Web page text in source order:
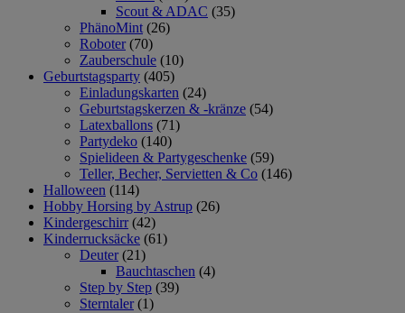
Scout & ADAC (35)
PhänoMint (26)
Roboter (70)
Zauberschule (10)
Geburtstagsparty (405)
Einladungskarten (24)
Geburtstagskerzen & -kränze (54)
Latexballons (71)
Partydeko (140)
Spielideen & Partygeschenke (59)
Teller, Becher, Servietten & Co (146)
Halloween (114)
Hobby Horsing by Astrup (26)
Kindergeschirr (42)
Kinderrucksäcke (61)
Deuter (21)
Bauchtaschen (4)
Step by Step (39)
Sterntaler (1)